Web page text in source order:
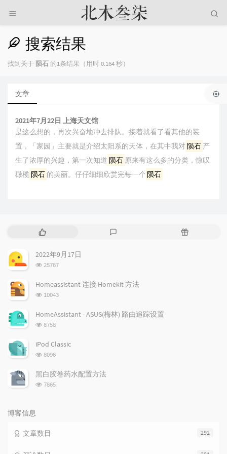
搜索结果
找到关于 陨石 的1条结果（用时 0.164 秒）
文章
2021年7月22日 上海天文馆
是这么想的，再次兴奋地冲去排队。接着就看了看其他的装
置，「家园」主要就是介绍太阳系的天体，在其中我对 陨石 产
生了浓厚的兴趣，第一次知道 陨石 原来有这么多的分类，惊叹
橄榄 陨石 的美丽。仔仔细细欣赏完每一个 陨石
热
文
章
随
2022年9月17日
浏
次
25767
Homeassistant 连接 Homekit 方法
浏
次
10043
HomeAssistant - ASUS(梅林) 路由追踪设置
浏
次
8758
iPod Classic
浏
次
数:
8096
黑白胶卷药水配置方法
浏
7865
博客信息
292
文章数目